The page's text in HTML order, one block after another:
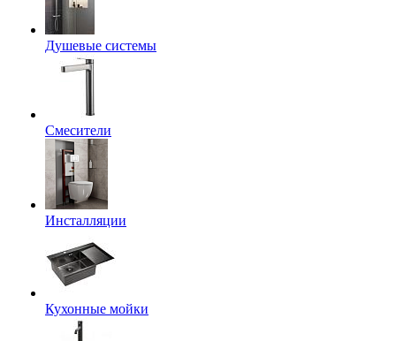
Душевые системы
Смесители
Инсталляции
Кухонные мойки